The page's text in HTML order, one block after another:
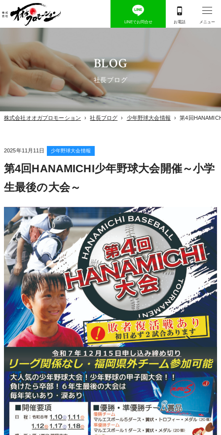
BLOG
社長ブログ
株式会社オオガプロモーション › 社長ブログ › 少年野球大会情報 › 第4回
2025年11月11日 少年野球大会情報
第4回HANAMICHI少年野球大会開催～小学
生最後の大会～